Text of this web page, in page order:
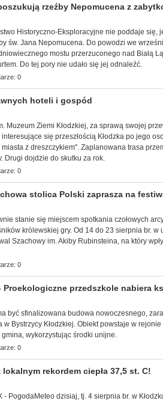
rzeźby Nepomucena z
stwo Historyczno-Eksploracyjne nie poddaje się,
św. Jana Nepomucena. Do powodzi we
mostu przerzuconego nad Białą
Do tej pory nie udało się jej odnaleźć.
0
hoteli i gospód
Muzeum Ziemi Kłodzkiej, za sprawą swojej
się przeszłością Kłodzka po jego
z dreszczykiem". Zaplanowana trasa
Drugi dojdzie do skutku za rok.
0
stolica Polski zaprasza na
stanie się miejscem spotkania czołowych
królewskiej gry. Od 14 do 23 sierpnia br. w
Szachowy im. Akiby Rubinsteina, na który
0
Proekologiczne przedszkole nabiera
być sfinalizowana budowa nowoczesnego,
Bystrzycy Kłodzkiej. Obiekt powstaje w
wykorzystując środki unijne.
0
lokalnym rekordem ciepła 37,5 st. C!
PogodaMeteo dzisiaj, tj. 4 sierpnia br. w